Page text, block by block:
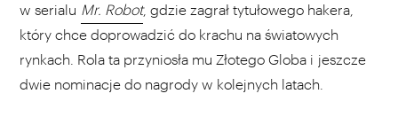
w serialu Mr. Robot, gdzie zagrał tytułowego hakera,
który chce doprowadzić do krachu na światowych
rynkach. Rola ta przyniosła mu Złotego Globa i jeszcze
dwie nominacje do nagrody w kolejnych latach.